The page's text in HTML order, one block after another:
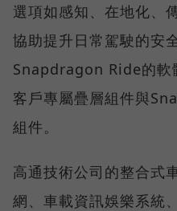
選項如感知、在地化、
協助提升日常駕駛的安
Snapdragon Ride的軟
客戶專屬疊層組件與
組件。
高通技術公司的整合式
網、車載資訊娛樂系統